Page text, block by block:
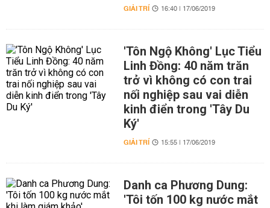
GIẢI TRÍ 16:40 | 17/06/2019
'Tôn Ngộ Không' Lục Tiểu
Linh Đồng: 40 năm trăn
trở vì không có con trai
nối nghiệp sau vai diễn
kinh điển trong 'Tây Du
Ký'
GIẢI TRÍ 15:55 | 17/06/2019
Danh ca Phương Dung:
'Tôi tốn 100 kg nước mắt